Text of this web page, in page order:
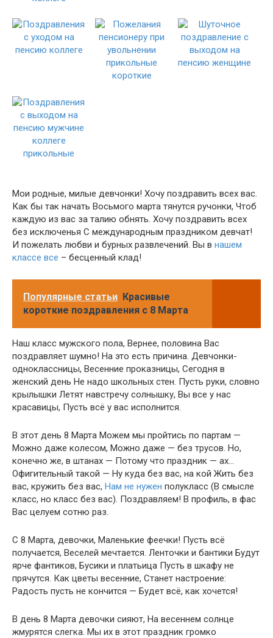
Мои родные, милые девчонки! Хочу поздравить всех вас.
Как бы так начать Восьмого марта тянутся ручонки, Чтоб
каждую из вас за талию обнять. Хочу поздравить всех
без исключенья С международным праздником девчат!
И пожелать любви и бурных развлечений. Вы в нашем
классе все – бесценный клад!
Популярные статьи Красивые
короткие поздравления с 8 Марта
Наш класс мужского пола, Вернее, половина Вас
поздравляет шумно! На это есть причина. Девчонки-
одноклассницы, Весенние проказницы, Сегодня в
женский день Не надо школьных стен. Пусть руки, словно
крылышки Летят навстречу солнышку, Вы все у нас
красавицы, Пусть всё у вас исполнится.
В этот день 8 Марта Можем мы пройтись по партам —
Можно даже колесом, Можно даже — без трусов. Но,
конечно же, в штанах — Потому что праздник — ах…
Офигительный такой — Ну куда без вас, на кой Жить без
вас, кружить без вас, Нам не нужен полукласс (В смысле
класс, но класс без вас). Поздравляем! В профиль, в фас
Вас целуем сотню раз.
С 8 Марта, девочки, Маленькие феечки! Пусть всё
получается, Веселей мечтается. Ленточки и бантики Будут
ярче фантиков, Бусики и платьица Пусть в шкафу не
прячутся. Как цветы весенние, Станет настроение:
Радость пусть не кончится — Будет всё, как хочется!
В день 8 Марта девочки сияют, На весеннем солнце
жмурятся слегка. Мы их в этот праздник громко